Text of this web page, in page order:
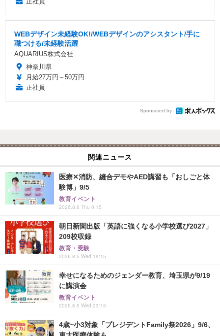
WEBデザイン未経験OK!/WEBデザインのアシスタント/手に
職つける/未経験活躍
AQUARIUS株式会社
神奈川県
月給27万円～50万円
正社員
Sponsored by
関連ニュース
医療✕消防、縫合デモやAED講習も「おしごと体
験博」9/5
教育イベント
2026.8.6 Thu 0:15
朝日新聞出版「英語に強くなる小学校選び2027」
209校収録
教育・受験
2026.8.5 Wed 19:15
幸せになるためのジェンダー教育、埼玉県が9/19
に講演会
教育イベント
2026.8.5 Wed 23:15
4歳~小3対象「プレジデントFamily祭2026」9/6、